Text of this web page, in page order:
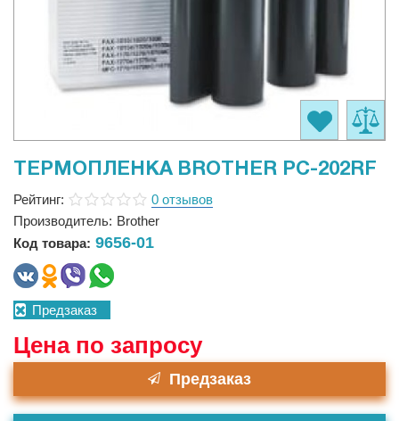
ТЕРМОПЛЕНКА BROTHER PC-202RF
Рейтинг:
0 отзывов
Производитель: Brother
Код товара: 9656-01
Предзаказ
Цена по запросу
Предзаказ